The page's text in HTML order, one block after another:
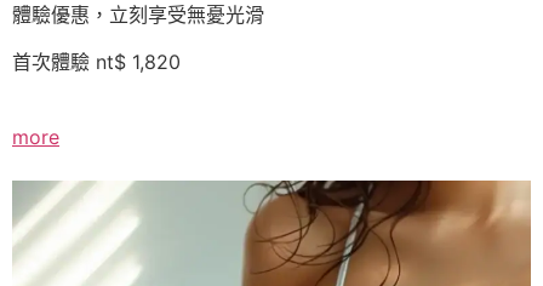
體驗優惠，立刻享受無憂光滑
首次體驗 nt$ 1,820
more